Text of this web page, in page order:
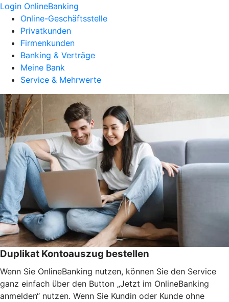
Login OnlineBanking
Online-Geschäftsstelle
Privatkunden
Firmenkunden
Banking & Verträge
Meine Bank
Service & Mehrwerte
Duplikat Kontoauszug bestellen
Wenn Sie OnlineBanking nutzen, können Sie den Service
ganz einfach über den Button „Jetzt im OnlineBanking
anmelden“ nutzen. Wenn Sie Kundin oder Kunde ohne